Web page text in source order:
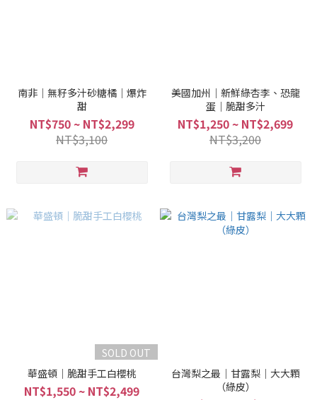
南非｜無籽多汁砂糖橘｜爆炸
甜
NT$750 ~ NT$2,299
NT$3,100
美國加州｜新鮮綠杏李、恐龍
蛋｜脆甜多汁
NT$1,250 ~ NT$2,699
NT$3,200
SOLD OUT
華盛頓｜脆甜手工白櫻桃
NT$1,550 ~ NT$2,499
台灣梨之最｜甘露梨｜大大顆
（綠皮）